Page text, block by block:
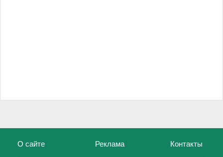
О сайте Реклама Контакты